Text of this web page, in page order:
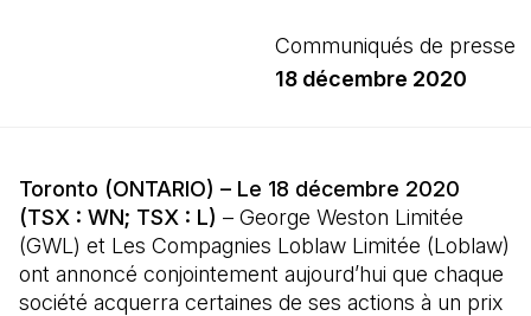
Communiqués de presse
18 décembre 2020
Toronto (ONTARIO) – Le 18 décembre 2020
(TSX : WN; TSX : L) – George Weston Limitée
(GWL) et Les Compagnies Loblaw Limitée (Loblaw)
ont annoncé conjointement aujourd’hui que chaque
société acquerra certaines de ses actions à un prix